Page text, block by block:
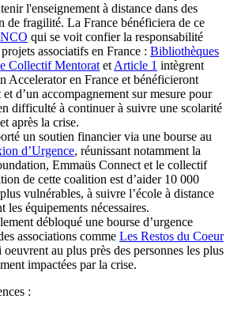
l'enseignement à distance dans des
de fragilité. La France bénéficiera de ce
qui se voit confier la responsabilité
associatifs en France : Bibliothèques
Collectif Mentorat et Article 1 intègrent
Accelerator en France et bénéficieront
d’un accompagnement sur mesure pour
difficulté à continuer à suivre une scolarité
après la crise.
un soutien financier via une bourse au
d’Urgence, réunissant notamment la
Emmaüs Connect et le collectif
de cette coalition est d’aider 10 000
vulnérables, à suivre l’école à distance
les équipements nécessaires.
débloqué une bourse d’urgence
associations comme Les Restos du Coeur
oeuvrent au plus près des personnes les plus
impactées par la crise.
: